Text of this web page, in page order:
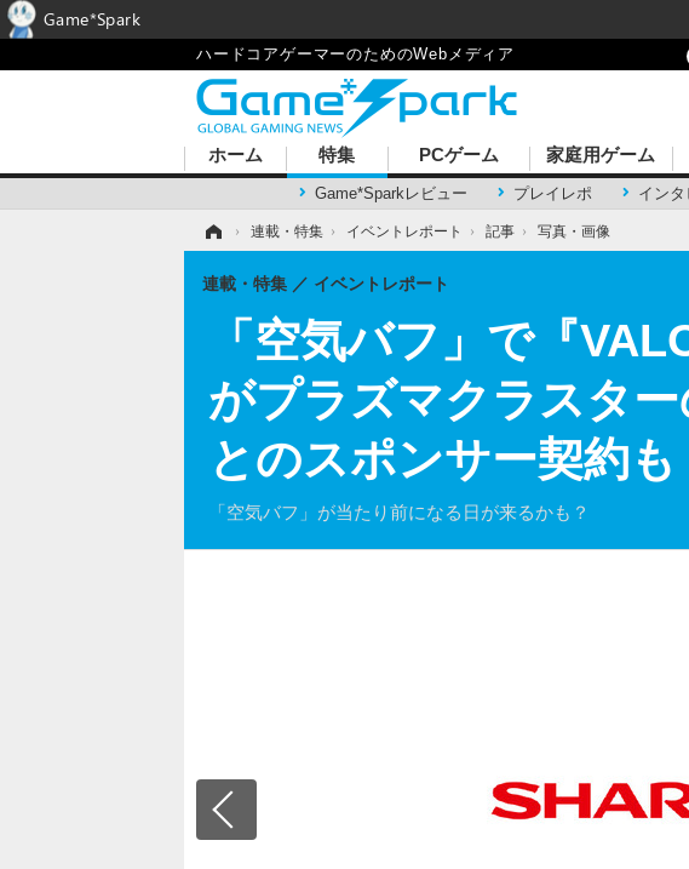
ハードコアゲーマーのためのWebメディア
ホーム 特集
Game*Sparkレビュー プレイレポ インタ
PCゲーム 家庭用ゲーム
› 連載・特集 › イベントレポート › 記事 › 写真・画像
「空気バフ」で『
がプラズマクラスタ
とのスポンサー契約
「空気バフ」が当たり前になる日が来るかも？
連載・特集 イベントレポート
Game*Spark